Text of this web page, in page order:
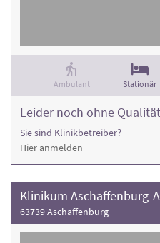
Ambulant Stationär
Leider noch ohne
Sie sind Klinikbetreiber?
Hier anmelden
63739 Aschaffenburg